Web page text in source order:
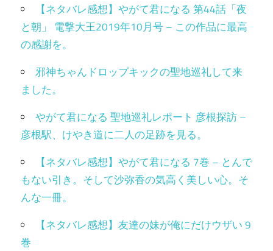
【ネタバレ感想】やがて君になる 第44話「夜
と朝」 電撃大王2019年10月号 – この作品に最高
の感謝を。
邪神ちゃんドロップキックの聖地巡礼して来
ました。
やがて君になる 聖地巡礼レポート 彦根探訪 –
彦根駅、けやき道に二人の足跡を見る。
【ネタバレ感想】やがて君になる 7巻 – とんで
もない引き。そして沙弥香の気高く美しい心。そ
んな一冊。
【ネタバレ感想】友達の妹が俺にだけウザい 9
巻